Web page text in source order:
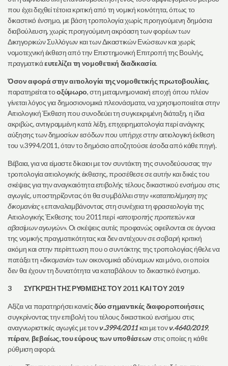
που έχει δεχθεί τέτοια κριτική από τη νομική κοινότητα, όπως το
δικαστικό ένσημο, με βάση τροπολογία χωρίς προηγούμενη δημόσια
διαβούλευση, χωρίς προηγούμενη ακρόαση των φορέων των
Δικηγορικών Συλλόγων και των Δικαστικών Ενώσεων και χωρίς
νομοτεχνική έκθεση από την Επιστημονική Επιτροπή της Βουλής,
πραγματικάευτελίζει τη νομοθετική διαδικασία.
Όσον αφορά στην αιτιολογία της νομοθετικής πρωτοβουλίας,
παρατηρείται τοοξύμωρο, στη μεταμνημονιακή εποχή όπου πλέον
γίνεται λόγος για δημοσιονομικά πλεονάσματα, να χρησιμοποιείται στην
Αιτιολογική Έκθεση που συνοδεύει τη συγκεκριμένη διάταξη, η ίδια
ακριβώς, αντιγραμμένη κατά λέξη, επιχειρηματολογία περί ανάγκης
αύξησης των δημοσίων εσόδων που υπήρχε στην αιτιολογική έκθεση
του ν.3994/2011, όταν το δημόσιο αποζητούσε έσοδα από κάθε πηγή.
Βέβαια, για να είμαστε δίκαιοι με τον συντάκτη της συνοδεύουσας την
τροπολογία αιτιολογικής έκθεσης, προσέθεσε σε αυτήν και δικές του
σκέψεις για την αναγκαιότητα επιβολής τέλους δικαστικού ενσήμου στις
αγωγές, υποστηρίζοντας ότι θα συμβάλλει στην «καταπολέμηση της
δικομανίας»,επαναλαμβάνοντας στη συνέχεια τη φρασεολογία της
Αιτιολογικής Έκθεσης του 2011περί«αποτροπής προπετών και
αβασίμων αγωγών». Οι σκέψεις αυτές προφανώς οφείλονται σε άγνοια
της νομικής πραγματικότητας και δεν αντέχουν σε σοβαρή κριτική
ακόμη και στην περίπτωση που ο συντάκτης της τροπολογίας ήθελε να
πατάξει τη «δικομανία» των οικονομικά αδύναμων και μόνο, οι οποίοι
δεν θα έχουν τη δυνατότητα να καταβάλουν το δικαστικό ένσημο.
3 ΣΥΓΚΡΙΣΗ ΤΗΣ ΡΥΘΜΙΣΗΣ ΤΟΥ 2011 ΚΑΙ ΤΟΥ 2019
Αξίζει να παρατηρήσει κανείςδύο σημαντικές διαφοροποιήσεις
συγκρίνοντας την επιβολή του τέλους δικαστικού ενσήμου στις
αναγνωριστικές αγωγές με τονν.3994/2011 και με τονν.4640/2019,
πέραν, βεβαίως, του εύρους των υποθέσεων στις οποίες η κάθε
ρύθμιση αφορά.